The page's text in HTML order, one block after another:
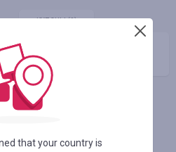
КУПОНЫ(0)
магазины
that your country is